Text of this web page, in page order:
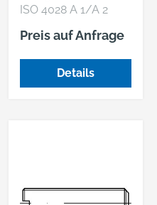
ISO 4028 A 1/A 2
Gewindestifte mit
Zapfen und
Innensechskant
Preis auf Anfrage
Details